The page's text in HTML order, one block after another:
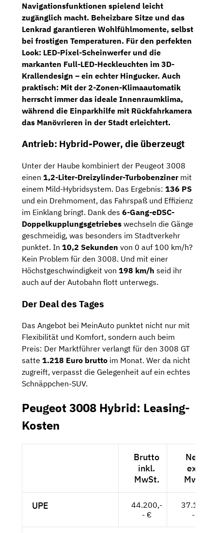
Navigationsfunktionen spielend leicht
zugänglich macht. Beheizbare Sitze und das
Lenkrad garantieren Wohlfühlmomente, selbst
bei frostigen Temperaturen. Für den perfekten
Look: LED-Pixel-Scheinwerferund die
markanten Full-LED-Heckleuchten im 3D-
Krallendesign – ein echter Hingucker. Auch
praktisch: Mit der2-Zonen-Klimaautomatik
herrscht immer das ideale Innenraumklima,
während die Einparkhilfe mit Rückfahrkamera
das Manövrieren in der Stadt erleichtert.
Antrieb: Hybrid-Power, die überzeugt
Unter der Haube kombiniert der Peugeot 3008
einen 1,2-Liter-Dreizylinder-Turbobenzinermit
einem Mild-Hybridsystem. Das Ergebnis: 136 PS
und ein Drehmoment, das Fahrspaß und Effizienz
im Einklang bringt. Dank des 6-Gang-eDSC-
Doppelkupplungsgetriebes wechseln die Gänge
geschmeidig, was besonders im Stadtverkehr
punktet. In 10,2 Sekunden von 0 auf 100 km/h?
Kein Problem für den 3008. Und mit einer
Höchstgeschwindigkeit von 198 km/h seid ihr
auch auf der Autobahn flott unterwegs.
Der Deal des Tages
Das Angebot bei MeinAuto punktet nicht nur mit
Flexibilität und Komfort, sondern auch beim
Preis: Der Marktführer verlangt für den 3008 GT
satte 1.218 Euro brutto im Monat. Wer da nicht
zugreift, verpasst die Gelegenheit auf ein echtes
Schnäppchen-SUV.
Peugeot 3008 Hybrid: Leasing-
Kosten
Brutto
inkl.
MwSt.
Netto
exkl.
MwSt.
UPE
44.200,-
- €
37.143,-
- €